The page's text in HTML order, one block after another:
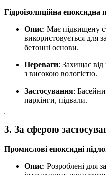
Гідроізоляційна епоксидна
Опис: Має підвищену
використовується для
бетонні основи.
Переваги: Захищає
з високою вологістю.
Застосування:
паркінги, підвали.
3. За сферою
Промислові епоксидні
Опис: Розроблені для